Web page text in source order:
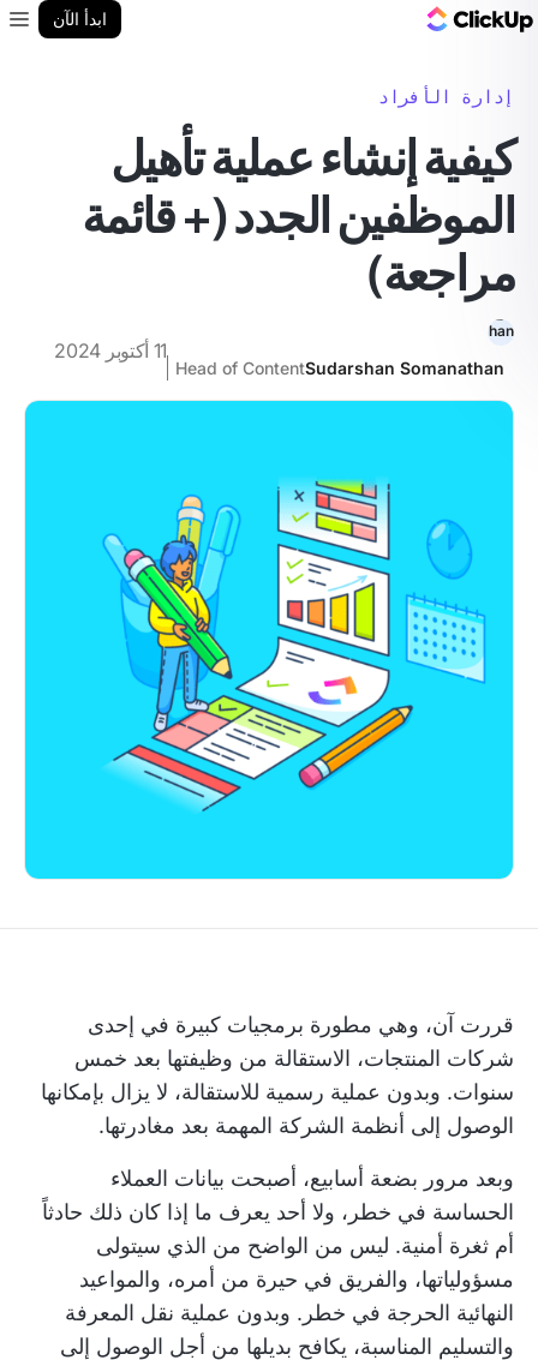
ابدأ الآن
إدارة الأفراد
كيفية إنشاء عملية تأهيل
الموظفين الجدد (+ قائمة
مراجعة)
Sudarshan Somanathan
Head of Content
11 أكتوبر 2024
قررت آن، وهي مطورة برمجيات كبيرة في إحدى
شركات المنتجات، الاستقالة من وظيفتها بعد خمس
سنوات. وبدون عملية رسمية للاستقالة، لا يزال بإمكانها
الوصول إلى أنظمة الشركة المهمة بعد مغادرتها.
وبعد مرور بضعة أسابيع، أصبحت بيانات العملاء
الحساسة في خطر، ولا أحد يعرف ما إذا كان ذلك حادثاً
أم ثغرة أمنية. ليس من الواضح من الذي سيتولى
مسؤولياتها، والفريق في حيرة من أمره، والمواعيد
النهائية الحرجة في خطر. وبدون عملية نقل المعرفة
والتسليم المناسبة، يكافح بديلها من أجل الوصول إلى